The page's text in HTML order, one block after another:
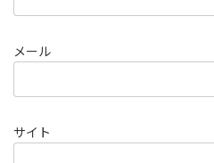
メール
サイト